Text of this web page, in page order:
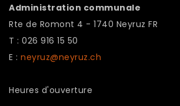
Administration communale
Rte de Romont 4 - 1740 Neyruz FR
T : 026 916 15 50
E : neyruz@neyruz.ch
Heures d'ouverture